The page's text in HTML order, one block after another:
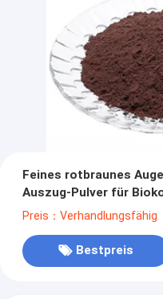
Feines rotbraunes
Auszug-Pulver für
Preis：Verhandlungsfähig
Bestpreis